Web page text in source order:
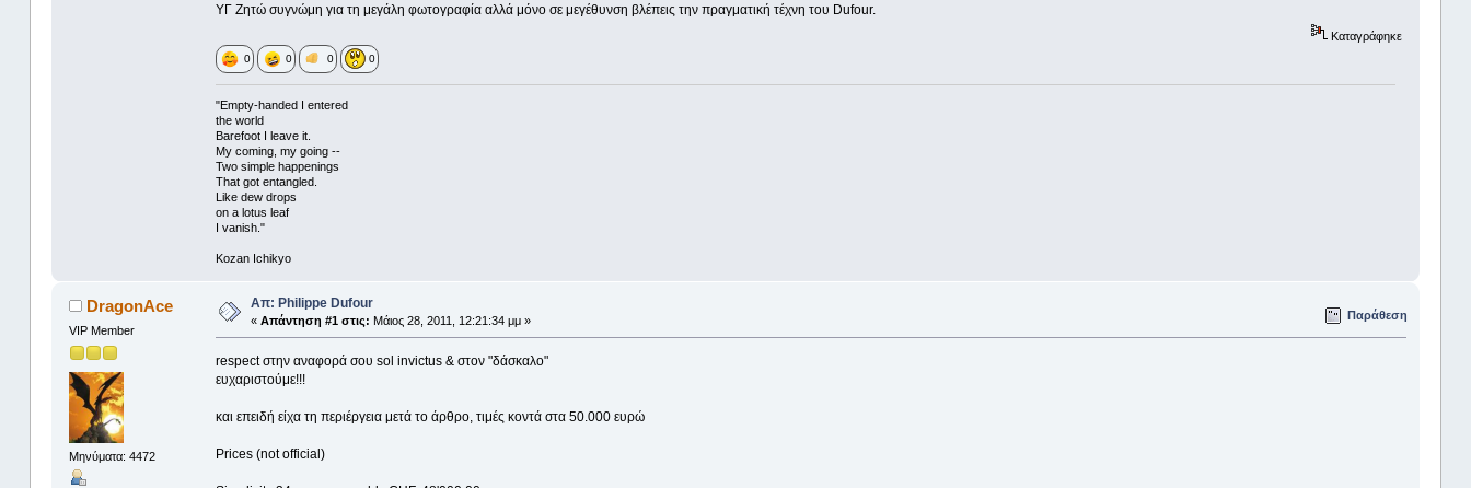
ΥΓ Ζητώ συγνώμη για τη μεγάλη φωτογραφία αλλά μόνο σε μεγέθυνση βλέπεις την πραγματική τέχνη του Dufour.
Καταγράφηκε
0 0 0 0
"Empty-handed I entered
the world
Barefoot I leave it.
My coming, my going --
Two simple happenings
That got entangled.
Like dew drops
on a lotus leaf
I vanish."
Kozan Ichikyo
DragonAce
VIP Member
Μηνύματα: 4472
Απ: Philippe Dufour
« Απάντηση #1 στις: Μάιος 28, 2011, 12:21:34 μμ » Παράθεση
respect στην αναφορά σου sol invictus & στον "δάσκαλο"
ευχαριστούμε!!!
και επειδή είχα τη περιέργεια μετά το άρθρο, τιμές κοντά στα 50.000 ευρώ
Prices (not official)